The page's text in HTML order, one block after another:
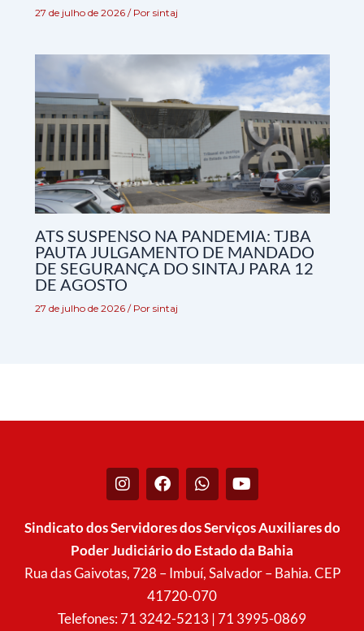
27 de julho de 2026 / Por sintaj
ATS SUSPENSO NA PANDEMIA: TJBA
PAUTA JULGAMENTO DE MANDADO
DE SEGURANÇA DO SINTAJ PARA 12
DE AGOSTO
27 de julho de 2026 / Por sintaj
I
n
t
g
r
F
a
e
b
o
o
k
W
h
t
a
p
p
Y
o
t
u
b
e
Sindicato dos Servidores dos Serviços Auxiliares do
Poder Judiciário do Estado da Bahia
Rua das Gaivotas, 728 – Imbuí, Salvador – Bahia. CEP
41720-070
Telefones: 71 3242-5213 | 71 3995-0869